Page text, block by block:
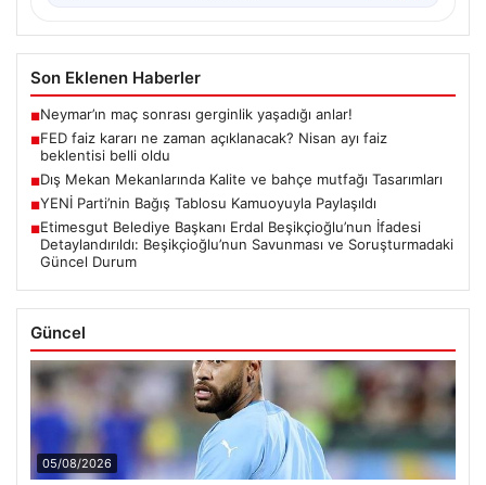
Son Eklenen Haberler
■Neymar’ın maç sonrası gerginlik yaşadığı anlar!
■FED faiz kararı ne zaman açıklanacak? Nisan ayı faiz
beklentisi belli oldu
■Dış Mekan Mekanlarında Kalite ve bahçe mutfağı Tasarımları
■YENİ Parti’nin Bağış Tablosu Kamuoyuyla Paylaşıldı
■Etimesgut Belediye Başkanı Erdal Beşikçioğlu’nun İfadesi
Detaylandırıldı: Beşikçioğlu’nun Savunması ve Soruşturmadaki
Güncel Durum
Güncel
05/08/2026